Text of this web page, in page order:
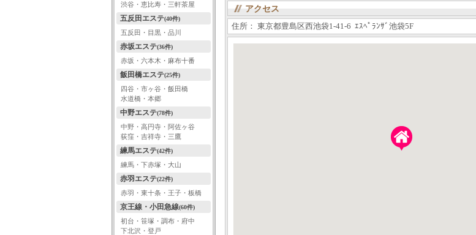
アクセス
住所： 東京都豊島区西池袋1-41-6 ｴｽﾍﾟﾗﾝｻﾞ池袋5F
渋谷・恵比寿・三軒茶屋
五反田エステ(40件)
五反田・目黒・品川
赤坂エステ(36件)
赤坂・六本木・麻布十番
飯田橋エステ(25件)
四谷・市ヶ谷・飯田橋
水道橋・本郷
中野エステ(78件)
中野・高円寺・阿佐ヶ谷
荻窪・吉祥寺・三鷹
練馬エステ(42件)
練馬・下赤塚・大山
赤羽エステ(22件)
赤羽・東十条・王子・板橋
京王線・小田急線(60件)
初台・笹塚・調布・府中
下北沢・登戸